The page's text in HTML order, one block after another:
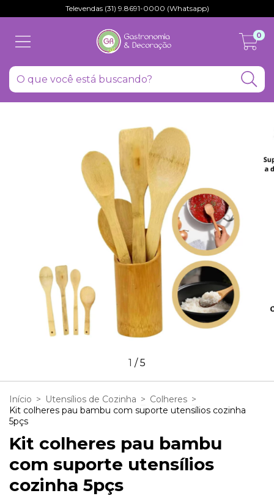
Televendas (31) 9.8691-0000 (Whatsapp)
0
1 /5
Início > Utensílios de Cozinha > Colheres >
Kit colheres pau bambu com suporte utensílios cozinha
5pçs
Kit colheres pau bambu
com suporte utensílios
cozinha 5pçs